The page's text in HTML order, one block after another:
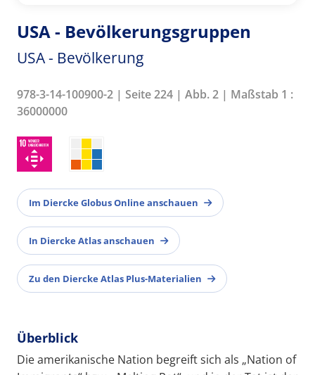
USA - Bevölkerungsgruppen
USA - Bevölkerung
978-3-14-100900-2 | Seite 224 | Abb. 2 | Maßstab 1 :
36000000
Im Diercke Globus Online anschauen
In Diercke Atlas anschauen
Zu den Diercke Atlas Plus-Materialien
Überblick
Die amerikanische Nation begreift sich als „Nation of